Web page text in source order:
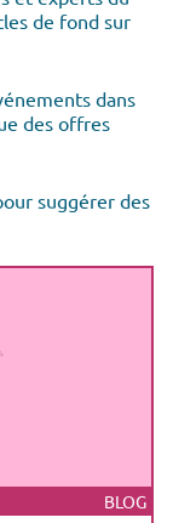
de fond sur
dans
des offres
suggérer des
BLOG